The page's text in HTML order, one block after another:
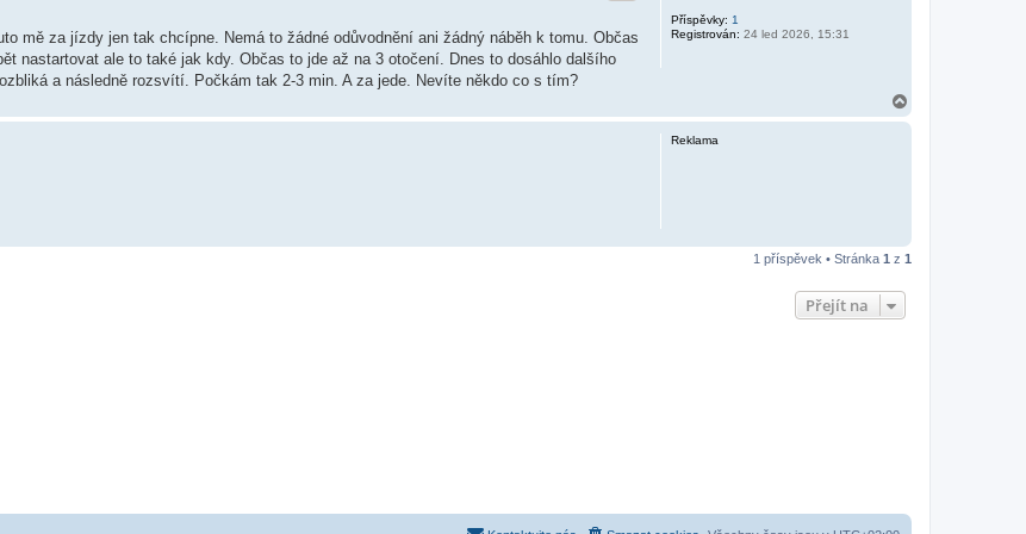
Příspěvky: 1
Registrován: 24 led 2026, 15:31
mě za jízdy jen tak chcípne. Nemá to žádné odůvodnění ani žádný náběh k tomu. Občas
nastartovat ale to také jak kdy. Občas to jde až na 3 otočení. Dnes to dosáhlo dalšího
a následně rozsvítí. Počkám tak 2-3 min. A za jede. Nevíte někdo co s tím?
Reklama
1 příspěvek • Stránka 1 z 1
Přejít na